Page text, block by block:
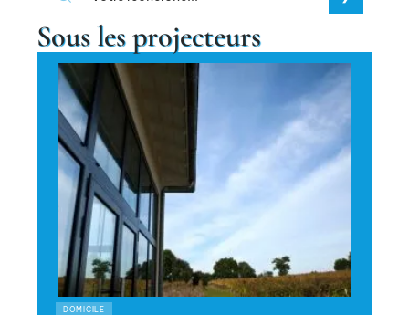
Sous les projecteurs
DOMICILE